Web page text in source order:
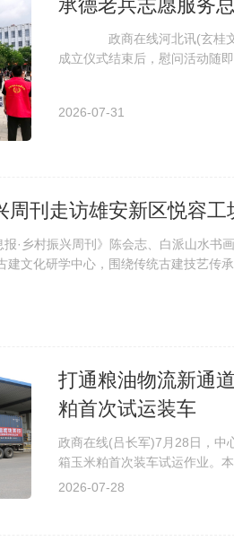
承德老兵志愿服务
政商在线河北讯(玄桂文 胥
成立仪式结束后，慰问活动随
2026-07-31
周刊走访雄安新区悦容
乡村振兴周刊》陈会志、白派山水书
建文化研学中心，围绕传统古建技艺传
打通粮油物流新通
粕首次试运装车
政商在线(吕长军)7月28日，中
箱玉米粕首次装车试运作业。
物为标准编织袋包装，运输径
2026-07-28